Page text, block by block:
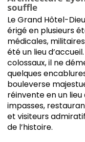
souffle
Le Grand Hôtel-
érigé en plusieurs
médicales,
été un lieu
colossaux, il ne
quelques
bouleverse
réinvente en un lieu
impasses,
et visiteurs
de l’histoire.